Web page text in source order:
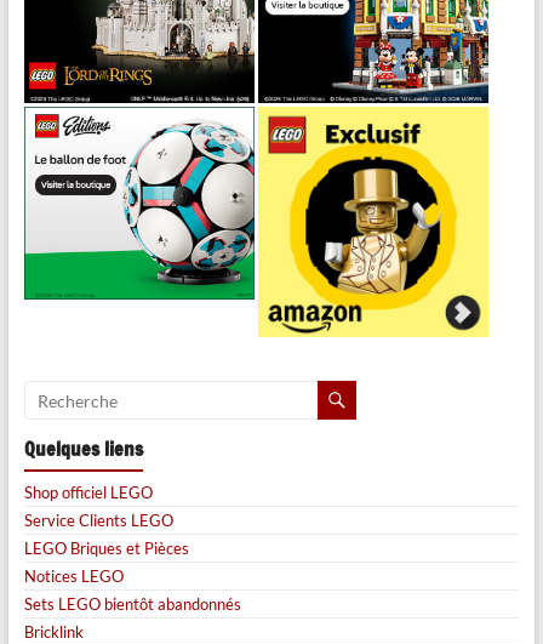
Quelques liens
Shop officiel LEGO
Service Clients LEGO
LEGO Briques et Pièces
Notices LEGO
Sets LEGO bientôt abandonnés
Bricklink